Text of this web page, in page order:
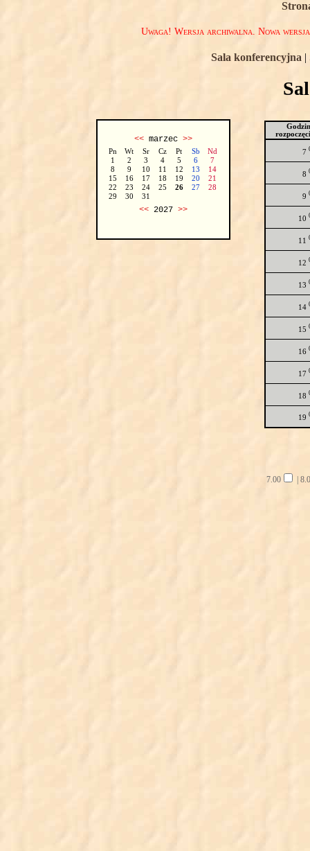
Uwaga! Wersja archiwalna. Nowa
Sala konferencyjna |
<<marzec >>
Pn Wt Sr Cz Pt Sb
Nd
1
2 3 4 5 6
7
8
9 10 11 12 13
14
15
16 17 18 19 20
21
22
23 24 25 26 27
28
29
30 31
<<2027 >>
7
8
9
10
11
12
13
14
15
16
17
18
19
7.00